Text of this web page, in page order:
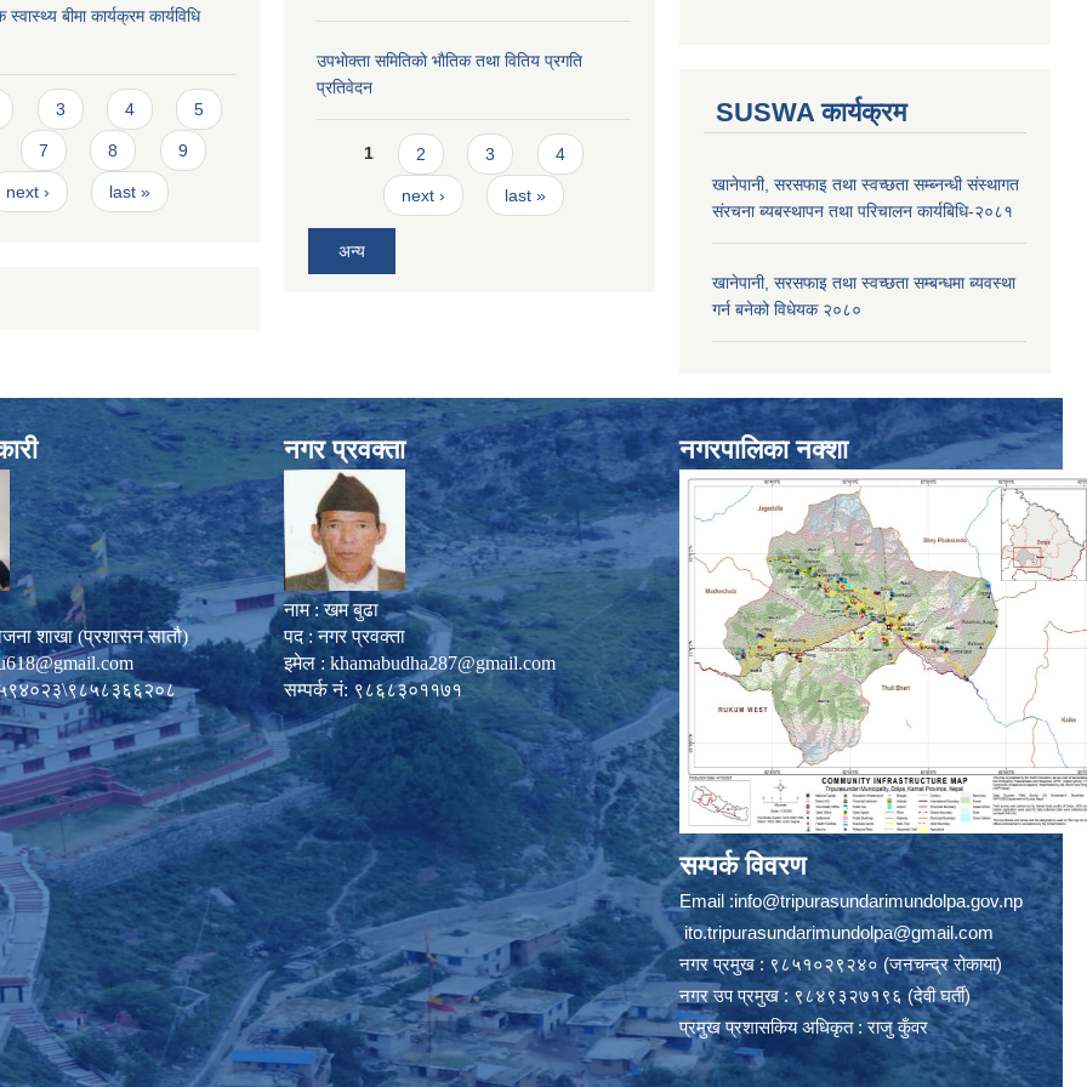
स्वास्थ्य बीमा कार्यक्रम कार्यविधि
3 4 5
7 8 9
next › last »
उपभाेक्ता समितिकाे भाैतिक तथा वितिय प्रगति
प्रतिवेदन
Pages
1 2 3 4
next › last »
अन्य
SUSWA कार्यक्रम
खानेपानी, सरसफाइ तथा स्वच्छता सम्ब्नन्धी संस्थागत
संरचना ब्यबस्थापन तथा परिचालन कार्यबिधि-२०८१
खानेपानी, सरसफाइ तथा स्वच्छता सम्बन्धमा ब्यवस्था
गर्न बनेको विधेयक २०८०
शाखा (प्रशासन सातौ)
नगर प्रवक्ता
नाम : खम बुढा
पद : नगर प्रवक्ता
इमेल : khamabudha287@gmail.com
सम्पर्क नं: ९८६८३०११७१
नगरपालिका नक्शा
सम्पर्क विवरण
Email :info@tripurasundarimundolpa.gov.np
ito.tripurasundarimundolpa@gmail.com
नगर प्रमुख : ९८५१०२९२४० (जनचन्द्र रोकाया)
नगर उप प्रमुख : ९८४९३२७१९६ (देवी घर्ती)
प्रमुख प्रशासकिय अधिकृत : राजु कुँवर